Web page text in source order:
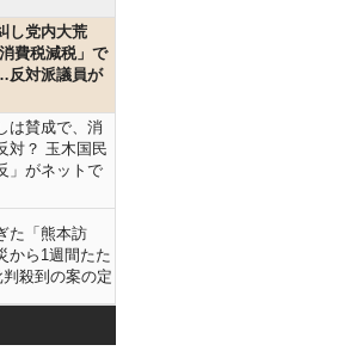
し党内大荒
費税減税」で
反対派議員が
は賛成で、消
対？ 玉木国民
」がネットで
た「熊本訪
から1週間たた
判殺到の案の定